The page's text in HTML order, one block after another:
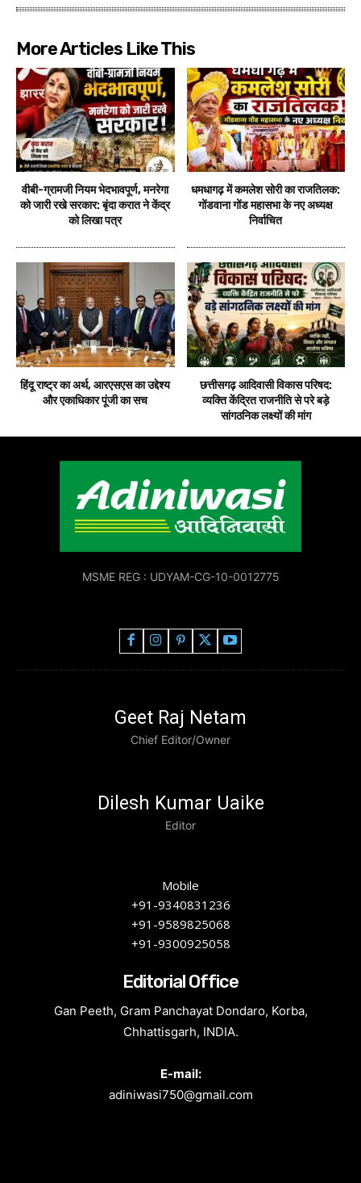
More Articles Like This
वीबी-ग्रामजी नियम भेदभावपूर्ण, मनरेगा
को जारी रखे सरकार: बृंदा करात ने केंद्र
को लिखा पत्र
धमधागढ़ में कमलेश सोरी का राजतिलक:
गोंडवाना गोंड महासभा के नए अध्यक्ष
निर्वाचित
हिंदू राष्ट्र का अर्थ, आरएसएस का उद्देश्य
और एकाधिकार पूंजी का सच
छत्तीसगढ़ आदिवासी विकास परिषद:
व्यक्ति केंद्रित राजनीति से परे बड़े
सांगठनिक लक्ष्यों की मांग
MSME REG : UDYAM-CG-10-0012775
Geet Raj Netam
Chief Editor/Owner
Dilesh Kumar Uaike
Editor
Mobile
+91-9340831236
+91-9589825068
+91-9300925058
Editorial Office
Gan Peeth, Gram Panchayat Dondaro, Korba,
Chhattisgarh, INDIA.
E-mail:
adiniwasi750@gmail.com